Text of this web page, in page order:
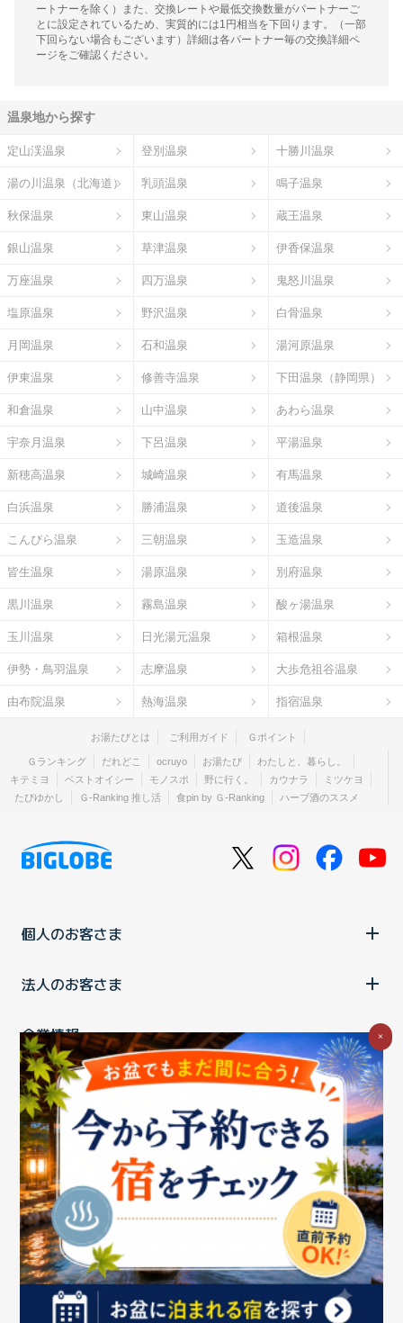
ートナーを除く）また、交換レートや最低交換数量がパートナーご
とに設定されているため、実質的には1円相当を下回ります。（一部
下回らない場合もございます）詳細は各パートナー毎の交換詳細ペ
ージをご確認ください。
温泉地から探す
定山渓温泉 登別温泉 十勝川温泉
湯の川温泉（北海道） 乳頭温泉 鳴子温泉
秋保温泉 東山温泉 蔵王温泉
銀山温泉 草津温泉 伊香保温泉
万座温泉 四万温泉 鬼怒川温泉
塩原温泉 野沢温泉 白骨温泉
月岡温泉 石和温泉 湯河原温泉
伊東温泉 修善寺温泉 下田温泉（静岡県）
和倉温泉 山中温泉 あわら温泉
宇奈月温泉 下呂温泉 平湯温泉
新穂高温泉 城崎温泉 有馬温泉
白浜温泉 勝浦温泉 道後温泉
こんぴら温泉 三朝温泉 玉造温泉
皆生温泉 湯原温泉 別府温泉
黒川温泉 霧島温泉 酸ヶ湯温泉
玉川温泉 日光湯元温泉 箱根温泉
伊勢・鳥羽温泉 志摩温泉 大歩危祖谷温泉
由布院温泉 熱海温泉 指宿温泉
お湯たびとは ご利用ガイド Ｇポイント
Ｇランキング だれどこ ocruyo お湯たび
わたしと、暮らし。
キテミヨ
ベストオイシー モノスポ 野に行く。 カウナラ
ミツケヨ
たびゆかし
Ｇ-Ranking 推し活 食pin by Ｇ-Ranking ハーブ酒のススメ
個人のお客さま
法人のお客さま
企業情報
ご利用中の方
お問い合わせ消費税の表示 ウェブアクセシビリティの取り組み
個人情報保護ポリシープライバシーポータル
Cookieポリシー
特定商取引法に基づく表記情報セキュリティ基本方針
商標についてBIGLOBEトップ
×